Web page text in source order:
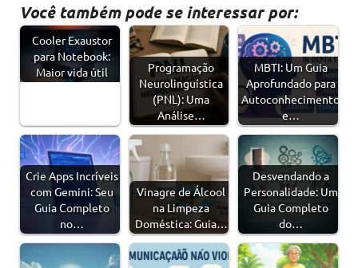
Você também pode se interessar por:
Cooler Exaustor
para Notebook:
Maior vida útil
Programação
Neurolinguística
(PNL): Uma
Análise…
MBTI: Um Guia
Aprofundado para
Autoconhecimento
e…
Crie Apps Incríveis
com Gemini: Seu
Guia Completo
no…
Vinagre de Álcool
na Limpeza
Doméstica: Guia…
Desvendando a
Personalidade: Um
Guia Completo
do…